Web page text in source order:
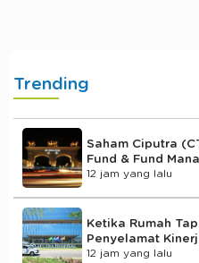
Trending
Saham Ciputra
Fund & Fund
12 jam yang lalu
Ketika Rumah
Penyelamat
12 jam yang lalu